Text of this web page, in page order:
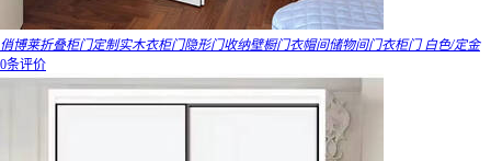
俏博莱折叠柜门定制实木衣柜门隐形门收纳壁橱门衣帽间储物间门衣柜门 白色/定金
0条评价